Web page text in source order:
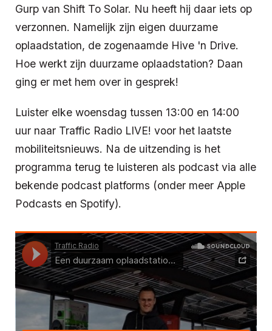
Gurp van Shift To Solar. Nu heeft hij daar iets op
verzonnen. Namelijk zijn eigen duurzame
oplaadstation, de zogenaamde Hive 'n Drive.
Hoe werkt zijn duurzame oplaadstation? Daan
ging er met hem over in gesprek!
Luister elke woensdag tussen 13:00 en 14:00
uur naar Traffic Radio LIVE! voor het laatste
mobiliteitsnieuws. Na de uitzending is het
programma terug te luisteren als podcast via alle
bekende podcast platforms (onder meer Apple
Podcasts en Spotify).